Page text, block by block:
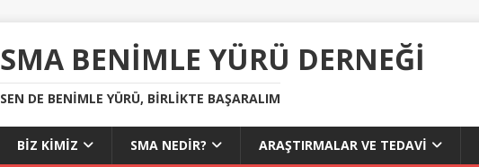
SMA BENIMLE YÜRÜ DERNEĞI
SEN DE BENIMLE YÜRÜ, BIRLIKTE BAŞARALIM
BIZ KIMIZ SMA NEDIR? ARAŞTIRMALAR VE TEDAVI